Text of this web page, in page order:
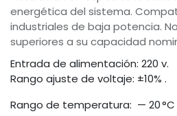
energética del sistema.
industriales de baja potencia.
superiores a su capacidad
Entrada de alimentación: 220 v.
Rango ajuste de voltaje: ±10% .
Rango de temperatura: — 20 °C